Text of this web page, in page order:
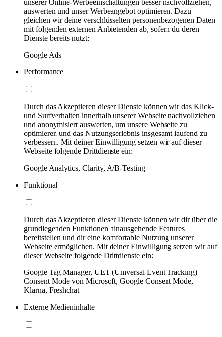
unserer Online-Werbeeinschaltungen besser nachvollziehen,
auswerten und unser Werbeangebot optimieren. Dazu
gleichen wir deine verschlüsselten personenbezogenen Daten
mit folgenden externen Anbietenden ab, sofern du deren
Dienste bereits nutzt:
Google Ads
Performance
Durch das Akzeptieren dieser Dienste können wir das Klick-
und Surfverhalten innerhalb unserer Webseite nachvollziehen
und anonymisiert auswerten, um unsere Webseite zu
optimieren und das Nutzungserlebnis insgesamt laufend zu
verbessern. Mit deiner Einwilligung setzen wir auf dieser
Webseite folgende Drittdienste ein:
Google Analytics, Clarity, A/B-Testing
Funktional
Durch das Akzeptieren dieser Dienste können wir dir über die
grundlegenden Funktionen hinausgehende Features
bereitstellen und dir eine komfortable Nutzung unserer
Webseite ermöglichen. Mit deiner Einwilligung setzen wir auf
dieser Webseite folgende Drittdienste ein:
Google Tag Manager, UET (Universal Event Tracking)
Consent Mode von Microsoft, Google Consent Mode,
Klarna, Freshchat
Externe Medieninhalte